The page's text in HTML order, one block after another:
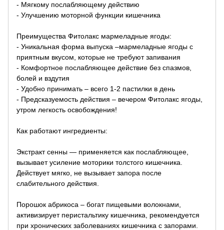
- Мягкому послабляющему действию
- Улучшению моторной функции кишечника
Преимущества Фитолакс мармеладные ягоды:
- Уникальная форма выпуска –мармеладные ягоды с
приятным вкусом, которые не требуют запивания
- Комфортное послабляющее действие без спазмов,
болей и вздутия
- Удобно принимать – всего 1-2 пастилки в день
- Предсказуемость действия – вечером Фитолакс ягоды,
утром легкость освобождения!
Как работают ингредиенты:
Экстракт сенны — применяется как послабляющее,
вызывает усиление моторики толстого кишечника.
Действует мягко, не вызывает запора после
слабительного действия.
Порошок абрикоса – богат пищевыми волокнами,
активизирует перистальтику кишечника, рекомендуется
при хронических заболеваниях кишечника с запорами.